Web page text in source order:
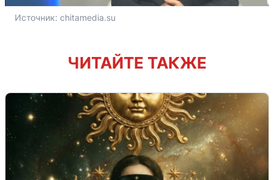
Источник: chitamedia.su
ЧИТАЙТЕ ТАКЖЕ